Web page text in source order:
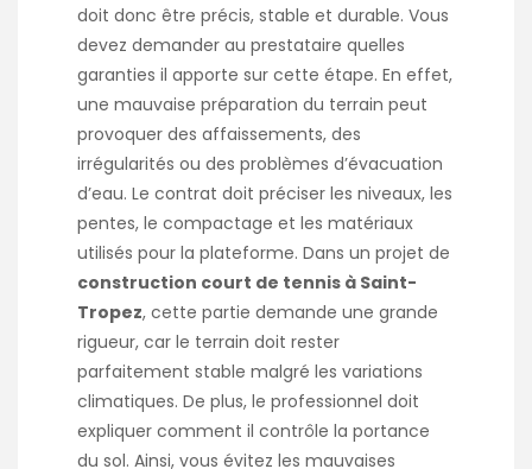
doit donc être précis, stable et durable. Vous
devez demander au prestataire quelles
garanties il apporte sur cette étape. En effet,
une mauvaise préparation du terrain peut
provoquer des affaissements, des
irrégularités ou des problèmes d’évacuation
d’eau. Le contrat doit préciser les niveaux, les
pentes, le compactage et les matériaux
utilisés pour la plateforme. Dans un projet de
construction court de tennis à Saint-
Tropez, cette partie demande une grande
rigueur, car le terrain doit rester
parfaitement stable malgré les variations
climatiques. De plus, le professionnel doit
expliquer comment il contrôle la portance
du sol. Ainsi, vous évitez les mauvaises